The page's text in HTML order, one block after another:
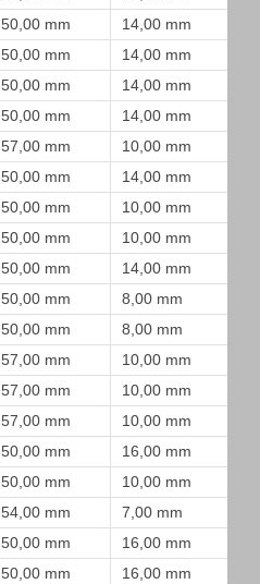
50,00 mm
14,00 mm
50,00 mm
14,00 mm
50,00 mm
14,00 mm
50,00 mm
14,00 mm
57,00 mm
10,00 mm
50,00 mm
14,00 mm
50,00 mm
10,00 mm
50,00 mm
10,00 mm
50,00 mm
14,00 mm
50,00 mm
8,00 mm
50,00 mm
8,00 mm
57,00 mm
10,00 mm
57,00 mm
10,00 mm
57,00 mm
10,00 mm
50,00 mm
16,00 mm
50,00 mm
10,00 mm
54,00 mm
7,00 mm
50,00 mm
16,00 mm
50,00 mm
16,00 mm